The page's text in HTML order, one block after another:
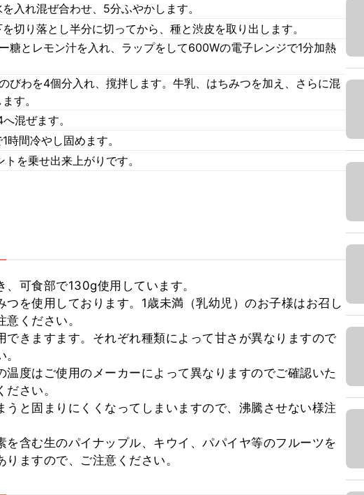
入れ混ぜ合わせ、5分ふやかします。
切り落とし半分に切ってから、種と渋皮を取り出します。
糖とレモン汁を入れ、ラップをして600Wの電子レンジで1分加熱
びわを4個分入れ、撹拌します。牛乳、はちみつを加え、さらに混
す。
混ぜます。
時間冷やし固めます。
を乗せ出来上がりです。
可食部で130g使用しています。
つを使用しております。1歳未満（乳幼児）のお子様はお召し
ください。
できますます。それぞれ種類によって甘さが異なりますので
温度はご使用のメーカーによって異なりますのでご確認いた
さい。
うと固まりにくくなってしまいますので、沸騰させない様注
を含む生のパイナップル、キウイ、パパイヤ等のフルーツを
ますので、ご注意ください。